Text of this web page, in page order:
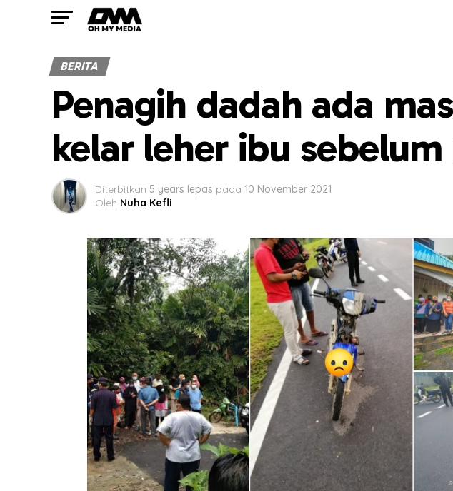
BERITA
Penagih dadah ada
kelar leher ibu
Diterbitkan 5 years lepas pada 10 November 2021
Oleh Nuha Kefli